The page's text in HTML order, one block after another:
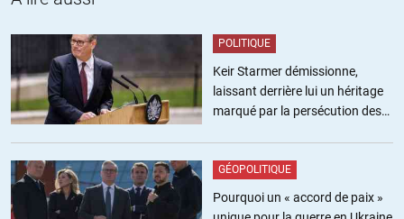
ne respecteront pas de trêve, et sont donc des groupes terroristes
avec lesquels il n’y a pas de trêve possible.
Bref, La Syrie est au centre d’un conflit entre les toutes les
puissances régionales (Iran, pétromonarchies, israel, turquie,
Hezbollah …) et puissances mondiales (USA, Russie, pays
russe a évité une sortie de route.
Sachant que si l’etat syrien tombe, avec la Libye, l’Irak et la Syrie, le
terrain d’al-Qaeda sera une zone tellement grande qu’ils seront
POLITIQUE
Keir Starmer démissionne,
laissant derrière lui un héritage
marqué par la persécution des
GÉOPOLITIQUE
Pourquoi un « accord de paix »